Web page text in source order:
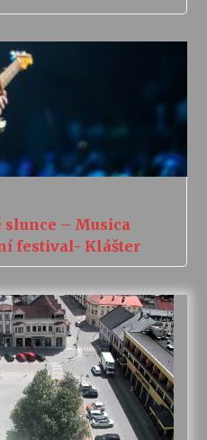
slunce – Musica
festival- Klášter